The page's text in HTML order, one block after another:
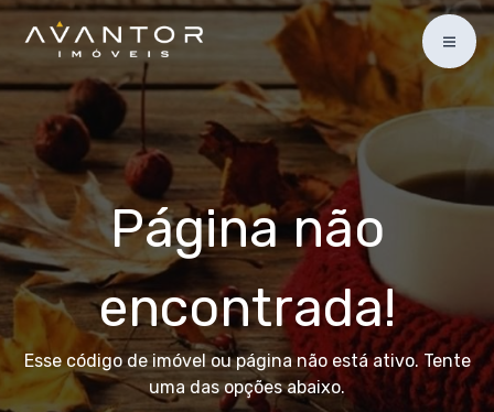
Página não
encontrada!
Esse código de imóvel ou página não está ativo. Tente
uma das opções abaixo.